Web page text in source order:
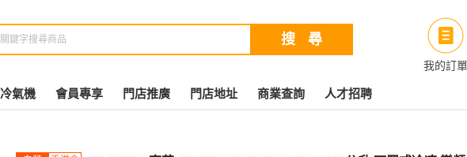
我的訂單
冷氣機 會員專享 門店推廣 門店地址 商業查詢 人才招聘